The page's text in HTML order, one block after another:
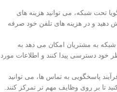
تحت شبکه، می توانید هزینه های
دهید و در هزینه های تلفن خود صرفه
به مشتریان امکان می دهد به
دسترسی پیدا کنند و اطلاعات مورد
پاسخگویی به تماس ها، می توانید
تا بر روی وظایف مهم تر تمرکز کنند.